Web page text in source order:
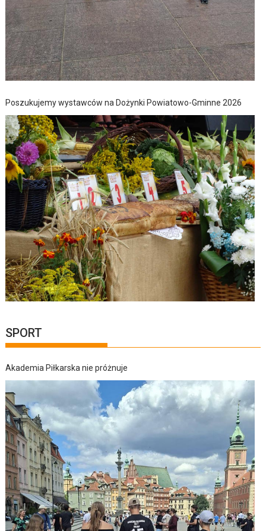
Poszukujemy wystawców na Dożynki Powiatowo-Gminne 2026
SPORT
Akademia Piłkarska nie próżnuje